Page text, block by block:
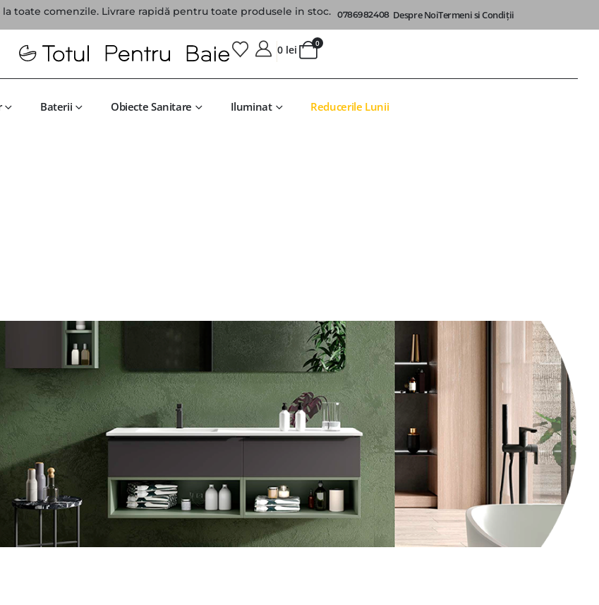
toate comenzile. Livrare rapidă pentru toate produsele in stoc. 0786982408 Despre NoiTermeni si Condiții
0
0 lei
Baterii Obiecte Sanitare Iluminat Reducerile Lunii